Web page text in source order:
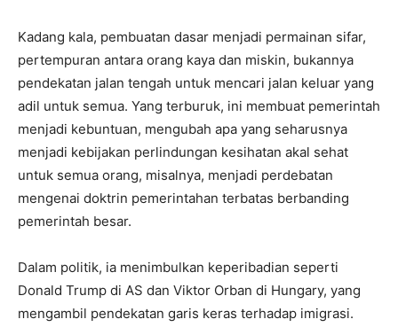
Kadang kala, pembuatan dasar menjadi permainan sifar,
pertempuran antara orang kaya dan miskin, bukannya
pendekatan jalan tengah untuk mencari jalan keluar yang
adil untuk semua. Yang terburuk, ini membuat pemerintah
menjadi kebuntuan, mengubah apa yang seharusnya
menjadi kebijakan perlindungan kesihatan akal sehat
untuk semua orang, misalnya, menjadi perdebatan
mengenai doktrin pemerintahan terbatas berbanding
pemerintah besar.
Dalam politik, ia menimbulkan keperibadian seperti
Donald Trump di AS dan Viktor Orban di Hungary, yang
mengambil pendekatan garis keras terhadap imigrasi.